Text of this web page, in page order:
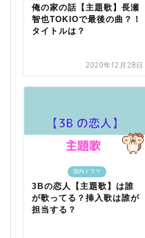
俺の家の話【主題歌】長瀬
智也TOKIOで最後の曲？！
タイトルは？
2020年12月28日
国内ドラマ
3Bの恋人【主題歌】は誰
が歌ってる？挿入歌は誰が
担当する？